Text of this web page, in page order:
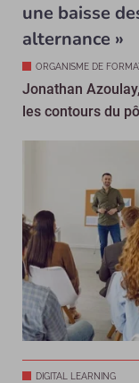
une baisse
alternance »
ORGANISME DE
Jonathan
les contours du
DIGITAL LEARNING